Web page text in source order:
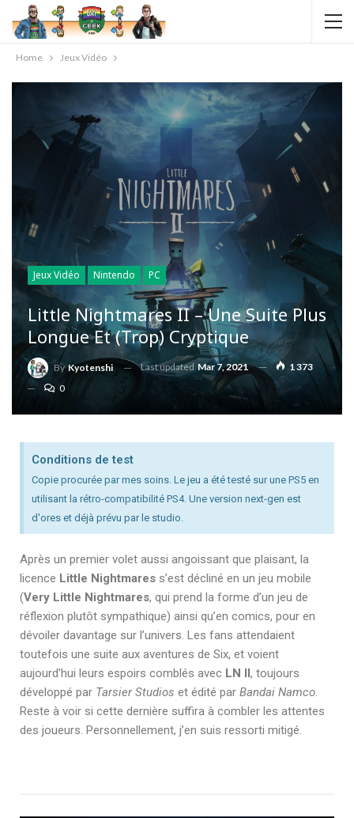
Home Jeux Vidéo
Jeux Vidéo Nintendo PC
Little Nightmares II – Une Suite Plus
Longue Et (trop) Cryptique
ByKyotenshi Last updated Mar 7, 2021
1 373
0
Conditions de test
Copie procurée par mes soins. Le jeu a été testé sur une PS5 en
utilisant la rétro-compatibilité PS4. Une version next-gen est
d'ores et déjà prévu par le studio.
Après un premier volet aussi angoissant que plaisant, la
licence Little Nightmares s’est décliné en un jeu mobile
(Very Little Nightmares, qui prend la forme d’un jeu de
réflexion plutôt sympathique) ainsi qu’en comics, pour en
dévoiler davantage sur l’univers. Les fans attendaient
toutefois une suite aux aventures de Six, et voient
aujourd’hui leurs espoirs comblés avec LN II, toujours
développé par Tarsier Studios et édité par Bandai Namco.
Reste à voir si cette dernière suffira à combler les attentes
des joueurs. Personnellement, j’en suis ressorti mitigé.